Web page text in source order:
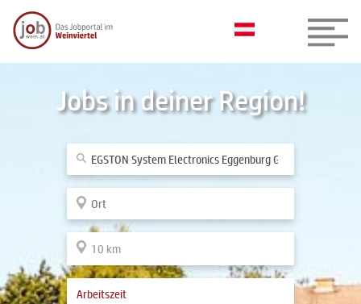
Jobs in deiner Region!